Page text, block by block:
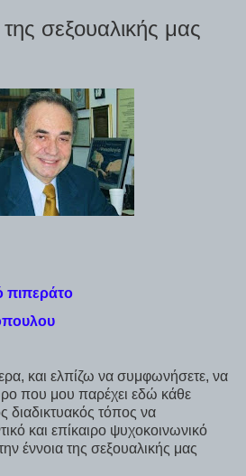
σεξουαλικής μας
πιπεράτο
και ελπίζω να συμφωνήσετε, να
που μου παρέχει εδώ κάθε
τόπος να
και επίκαιρο ψυχοκοινωνικό
έννοια της σεξουαλικής μας